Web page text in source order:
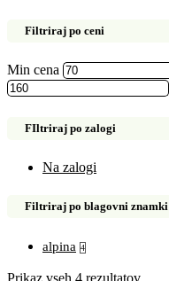
Filtriraj po ceni
Min cena
FIltriraj po zalogi
Na zalogi
Filtriraj po blagovni znamki
alpina 4
Prikaz vseh 4 rezultatov